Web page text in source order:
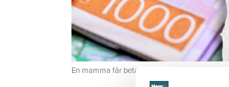
En mamma får betala 300 000 kronor efter